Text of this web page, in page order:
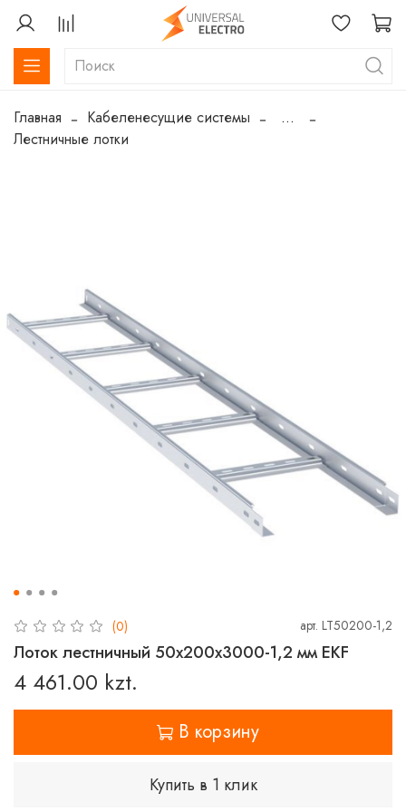
Главная Кабеленесущие системы
...
Лестничные лотки
(0) арт. LT50200-1,2
Лоток лестничный 50х200х3000-1,2 мм EKF
4 461.00 kzt.
В корзину
Купить в 1 клик